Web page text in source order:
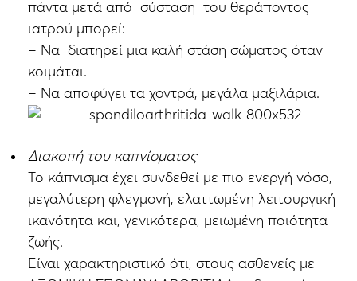
πάντα μετά από σύσταση του θεράποντος
ιατρού μπορεί:
– Να διατηρεί μια καλή στάση σώματος όταν
κοιμάται.
– Να αποφύγει τα χοντρά, μεγάλα μαξιλάρια.
Διακοπή του καπνίσματος
Το κάπνισμα έχει συνδεθεί με πιο ενεργή νόσο,
μεγαλύτερη φλεγμονή, ελαττωμένη λειτουργική
ικανότητα και, γενικότερα, μειωμένη ποιότητα
ζωής.
Είναι χαρακτηριστικό ότι, στους ασθενείς με